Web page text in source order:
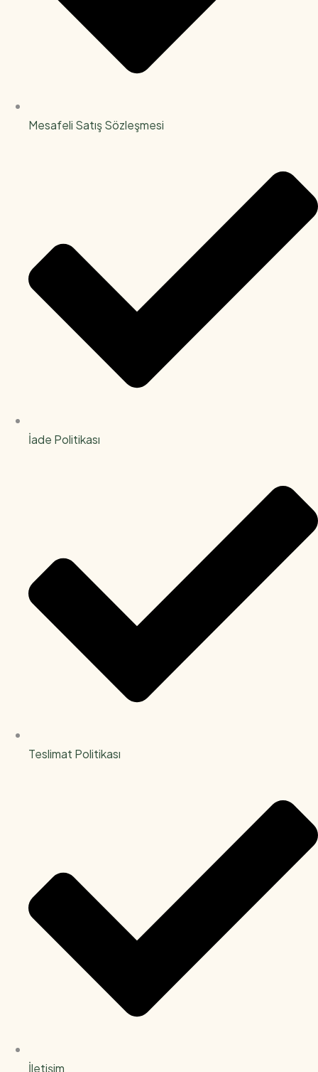
Mesafeli Satış Sözleşmesi
İade Politikası
Teslimat Politikası
İletişim